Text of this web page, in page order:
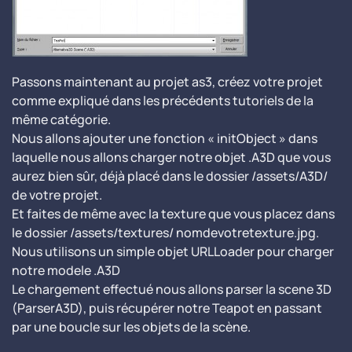
Passons maintenant au projet as3, créez votre projet
comme expliqué dans les précédents tutoriels de la
même catégorie.
Nous allons ajouter une fonction « initObject » dans
laquelle nous allons charger notre objet .A3D que vous
aurez bien sûr, déjà placé dans le dossier /assets/A3D/
de votre projet.
Et faites de même avec la texture que vous placez dans
le dossier /assets/textures/ nomdevotretexture.jpg.
Nous utilisons un simple objet URLLoader pour charger
notre modele .A3D
Le chargement effectué nous allons parser la scene 3D
(ParserA3D), puis récupérer notre Teapot en passant
par une boucle sur les objets de la scène.